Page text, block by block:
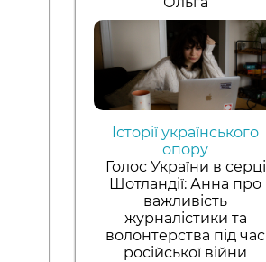
Історії українського
опору
Голос України в серці
Шотландії: Анна про
важливість
журналістики та
волонтерства під час
російської війни